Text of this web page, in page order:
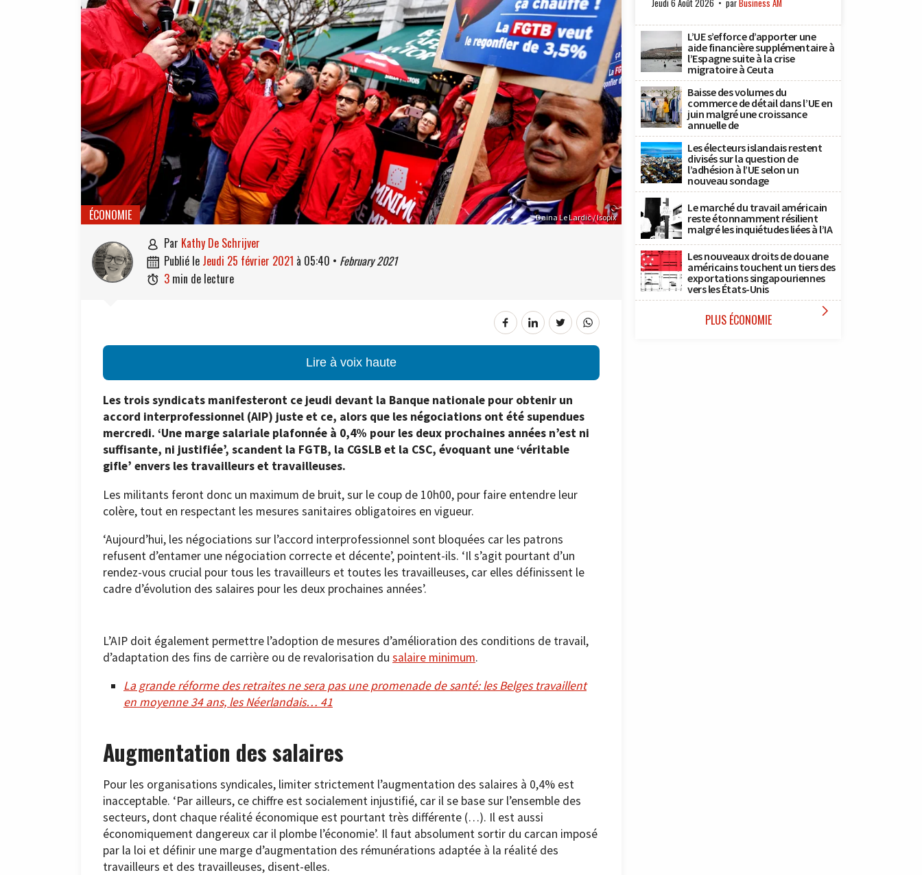
Daina Le Lardic / Isopix
ÉCONOMIE
 par Kathy De Schrijver
 publié le jeudi 25 février 2021 à 05:40 • February 2021
 3 min de lecture
Lire à voix haute
Les trois syndicats manifesteront ce jeudi devant la Banque nationale pour obtenir un
accord interprofessionnel (AIP) juste et ce, alors que les négociations ont été supendues
mercredi. ‘Une marge salariale plafonnée à 0,4% pour les deux prochaines années n’est ni
suffisante, ni justifiée’, scandent la FGTB, la CGSLB et la CSC, évoquant une ‘véritable
gifle’ envers les travailleurs et travailleuses.
Les militants feront donc un maximum de bruit, sur le coup de 10h00, pour faire entendre leur
colère, tout en respectant les mesures sanitaires obligatoires en vigueur.
‘Aujourd’hui, les négociations sur l’accord interprofessionnel sont bloquées car les patrons
refusent d’entamer une négociation correcte et décente’, pointent-ils. ‘Il s’agit pourtant d’un
rendez-vous crucial pour tous les travailleurs et toutes les travailleuses, car elles définissent le
cadre d’évolution des salaires pour les deux prochaines années’.
L’AIP doit également permettre l’adoption de mesures d’amélioration des conditions de travail,
d’adaptation des fins de carrière ou de revalorisation du salaire minimum.
La grande réforme des retraites ne sera pas une promenade de santé: les Belges travaillent
en moyenne 34 ans, les Néerlandais… 41
Augmentation des salaires
Pour les organisations syndicales, limiter strictement l’augmentation des salaires à 0,4% est
inacceptable. ‘Par ailleurs, ce chiffre est socialement injustifié, car il se base sur l’ensemble des
secteurs, dont chaque réalité économique est pourtant très différente (…). Il est aussi
économiquement dangereux car il plombe l’économie’. Il faut absolument sortir du carcan imposé
par la loi et définir une marge d’augmentation des rémunérations adaptée à la réalité des
travailleurs et des travailleuses, disent-elles.
Jeudi 6 Août 2026 parBusiness AM
L’UE s’efforce d’apporter une
aide financière supplémentaire à
l’Espagne suite à la crise
migratoire à Ceuta
Baisse des volumes du
commerce de détail dans l’UE en
juin malgré une croissance
annuelle de
Les électeurs islandais restent
divisés sur la question de
l’adhésion à l’UE selon un
nouveau sondage
Le marché du travail américain
reste étonnamment résilient
malgré les inquiétudes liées à l’IA
Les nouveaux droits de douane
américains touchent un tiers des
exportations singapouriennes
vers les États-Unis
PLUS ÉCONOMIE 